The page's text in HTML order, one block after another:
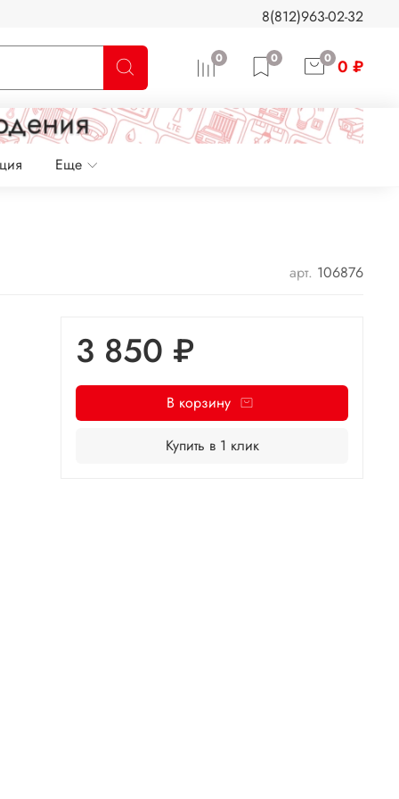
8(812)963-02-32
0 0 0 0 ₽
Еще
арт. 106876
3 850 ₽
В корзину
Купить в 1 клик